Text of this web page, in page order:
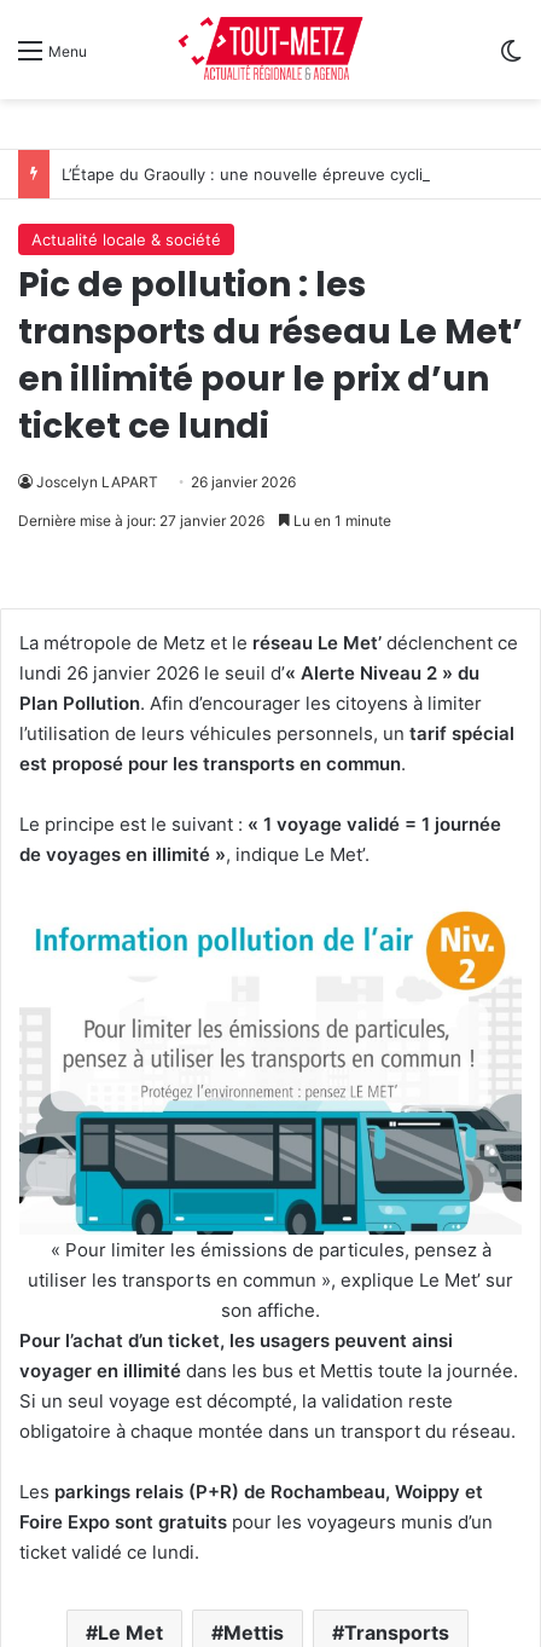
Menu
Actualité locale & société
Pic de pollution : les
transports du réseau Le Met’
en illimité pour le prix d’un
ticket ce lundi
Joscelyn LAPART 26 janvier 2026
Dernière mise à jour: 27 janvier 2026 Lu en 1 minute
La métropole de Metz et le réseau Le Met’ déclenchent ce
lundi 26 janvier 2026 le seuil d’« Alerte Niveau 2 » du
Plan Pollution. Afin d’encourager les citoyens à limiter
l’utilisation de leurs véhicules personnels, un tarif spécial
est proposé pour les transports en commun.
Le principe est le suivant : « 1 voyage validé = 1 journée
de voyages en illimité », indique Le Met’.
« Pour limiter les émissions de particules, pensez à
utiliser les transports en commun », explique Le Met’ sur
son affiche.
Pour l’achat d’un ticket, les usagers peuvent ainsi
voyager en illimité dans les bus et Mettis toute la journée.
Si un seul voyage est décompté, la validation reste
obligatoire à chaque montée dans un transport du réseau.
Les parkings relais (P+R) de Rochambeau, Woippy et
Foire Expo sont gratuits pour les voyageurs munis d’un
ticket validé ce lundi.
Le Met Mettis Transports